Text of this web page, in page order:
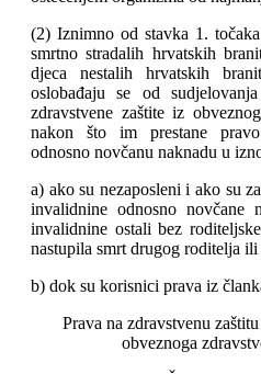
(2) Iznimno od stavka 1.
smrtno stradalih hrvatskih
djeca nestalih hrvatskih
oslobađaju se od
zdravstvene zaštite iz
nakon što im prestane
odnosno novčanu naknadu u
a) ako su nezaposleni i ako su
invalidnine odnosno novčane
invalidnine ostali bez
nastupila smrt drugog roditelja ili
b) dok su korisnici prava iz
Prava na zdravstvenu
obveznoga